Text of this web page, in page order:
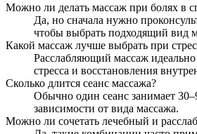
Можно ли делать массаж при болях в
Да, но сначала нужно
чтобы выбрать подходящий вид
Какой массаж лучше выбрать при
Расслабляющий массаж идеально
стресса и восстановления
Сколько длится сеанс массажа?
Обычно один сеанс занимает
зависимости от вида массажа.
Можно ли сочетать лечебный и